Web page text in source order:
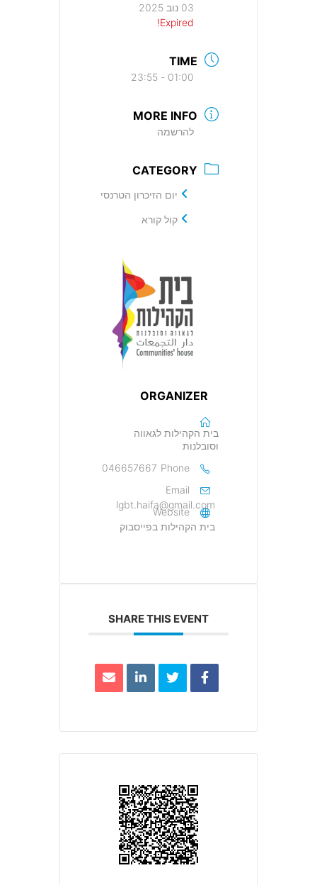
03 נוב 2025
Expired!
TIME
01:00 - 23:55
MORE INFO
להרשמה
CATEGORY
יום הזיכרון הטרנסי
קול קורא
ORGANIZER
בית הקהילות לגאווה
וסובלנות
Phone
046657667
Email
lgbt.haifa@gmail.com
Website
בית הקהילות בפייסבוק
SHARE THIS EVENT